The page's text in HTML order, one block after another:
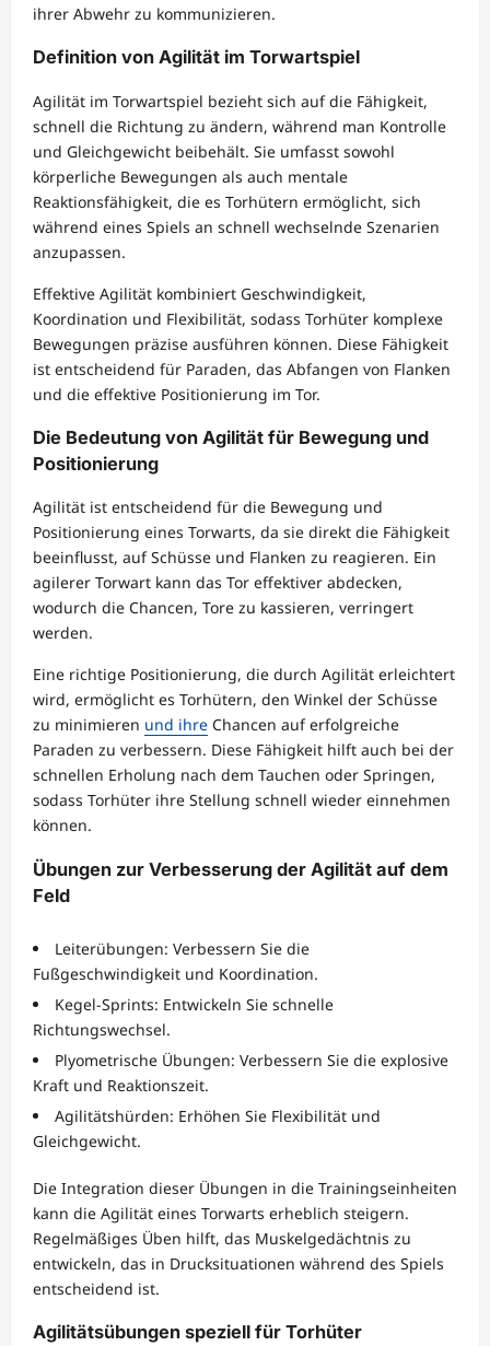
ihrer Abwehr zu kommunizieren.
Definition von Agilität im Torwartspiel
Agilität im Torwartspiel bezieht sich auf die Fähigkeit,
schnell die Richtung zu ändern, während man Kontrolle
und Gleichgewicht beibehält. Sie umfasst sowohl
körperliche Bewegungen als auch mentale
Reaktionsfähigkeit, die es Torhütern ermöglicht, sich
während eines Spiels an schnell wechselnde Szenarien
anzupassen.
Effektive Agilität kombiniert Geschwindigkeit,
Koordination und Flexibilität, sodass Torhüter komplexe
Bewegungen präzise ausführen können. Diese Fähigkeit
ist entscheidend für Paraden, das Abfangen von Flanken
und die effektive Positionierung im Tor.
Die Bedeutung von Agilität für Bewegung und
Positionierung
Agilität ist entscheidend für die Bewegung und
Positionierung eines Torwarts, da sie direkt die Fähigkeit
beeinflusst, auf Schüsse und Flanken zu reagieren. Ein
agilerer Torwart kann das Tor effektiver abdecken,
wodurch die Chancen, Tore zu kassieren, verringert
werden.
Eine richtige Positionierung, die durch Agilität erleichtert
wird, ermöglicht es Torhütern, den Winkel der Schüsse
zu minimieren und ihre Chancen auf erfolgreiche
Paraden zu verbessern. Diese Fähigkeit hilft auch bei der
schnellen Erholung nach dem Tauchen oder Springen,
sodass Torhüter ihre Stellung schnell wieder einnehmen
können.
Übungen zur Verbesserung der Agilität auf dem
Feld
Leiterübungen: Verbessern Sie die
Fußgeschwindigkeit und Koordination.
Kegel-Sprints: Entwickeln Sie schnelle
Richtungswechsel.
Plyometrische Übungen: Verbessern Sie die explosive
Kraft und Reaktionszeit.
Agilitätshürden: Erhöhen Sie Flexibilität und
Gleichgewicht.
Die Integration dieser Übungen in die Trainingseinheiten
kann die Agilität eines Torwarts erheblich steigern.
Regelmäßiges Üben hilft, das Muskelgedächtnis zu
entwickeln, das in Drucksituationen während des Spiels
entscheidend ist.
Agilitätsübungen speziell für Torhüter